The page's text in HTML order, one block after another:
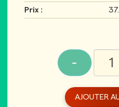
Prix :
-
AJOUTER